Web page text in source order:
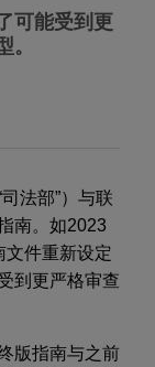
可能受到更
。
法部”）与联
南。如2023
文件重新设定
到更严格审查
版指南与之前